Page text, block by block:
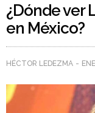
¿Dónde ver
en México?
HÉCTOR LEDEZMA